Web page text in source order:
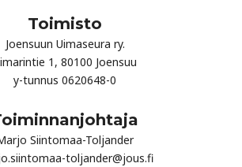
Toimisto
Joensuun Uimaseura ry.
1, 80100 Joensuu
y-tunnus 0620648-0
Siintomaa-Toljander
toljander@jous.fi